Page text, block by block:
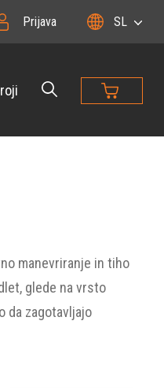
Prijava SL
manevriranje in tiho
glede na vrsto
da zagotavljajo